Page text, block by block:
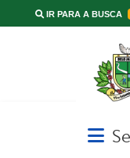
IR PARA A BUSCA
Abrir